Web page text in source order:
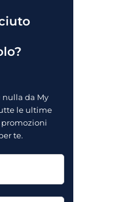
da My
le ultime
promozioni
te.